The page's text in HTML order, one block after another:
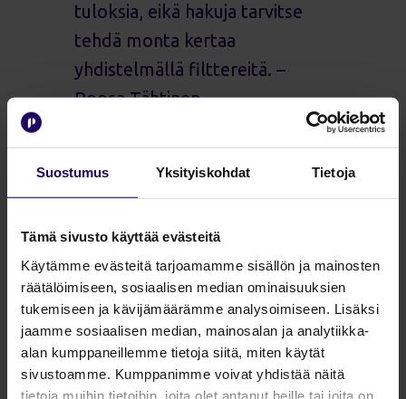
Suostumus Yksityiskohdat Tietoja
Tämä sivusto käyttää evästeitä
Käytämme evästeitä tarjoamamme sisällön ja mainosten
räätälöimiseen, sosiaalisen median ominaisuuksien
tukemiseen ja kävijämäärämme analysoimiseen. Lisäksi
jaamme sosiaalisen median, mainosalan ja analytiikka-
alan kumppaneillemme tietoja siitä, miten käytät
sivustoamme. Kumppanimme voivat yhdistää näitä
tietoja muihin tietoihin, joita olet antanut heille tai joita on
tuloksia, eikä hakuja tarvitse
tehdä monta kertaa
yhdistelmällä filttereitä. –
Roosa Tähtinen
Lisää Profinderista
Luotettavia hakutuloksia
Profinderin AI-avustaja on suunniteltu
toimimaan hallitusti ja luotettavasti. ”Se ei